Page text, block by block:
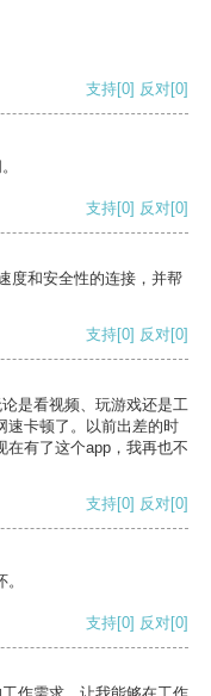
支持[0] 反对[0]
支持[0] 反对[0]
度和安全性的连接，并帮
支持[0] 反对[0]
是看视频、玩游戏还是工
速卡顿了。以前出差的时
在有了这个app，我再也不
支持[0] 反对[0]
支持[0] 反对[0]